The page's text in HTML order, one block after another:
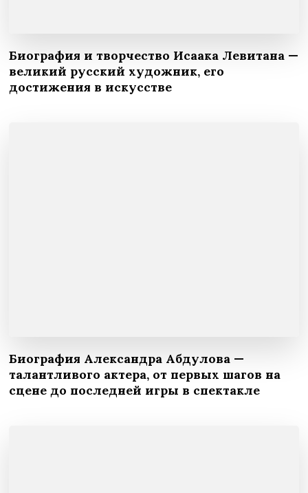
Биография и творчество Исаака Левитана —
великий русский художник, его
достижения в искусстве
Биография Александра Абдулова —
талантливого актера, от первых шагов на
сцене до последней игры в спектакле